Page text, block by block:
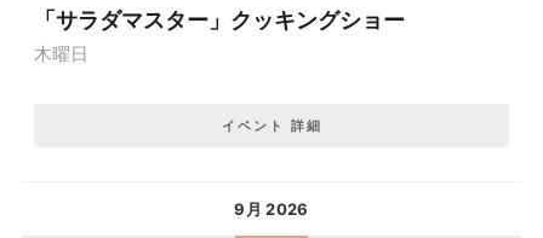
「サラダマスター」クッキングショー
木曜日
イベント 詳細
9月 2026